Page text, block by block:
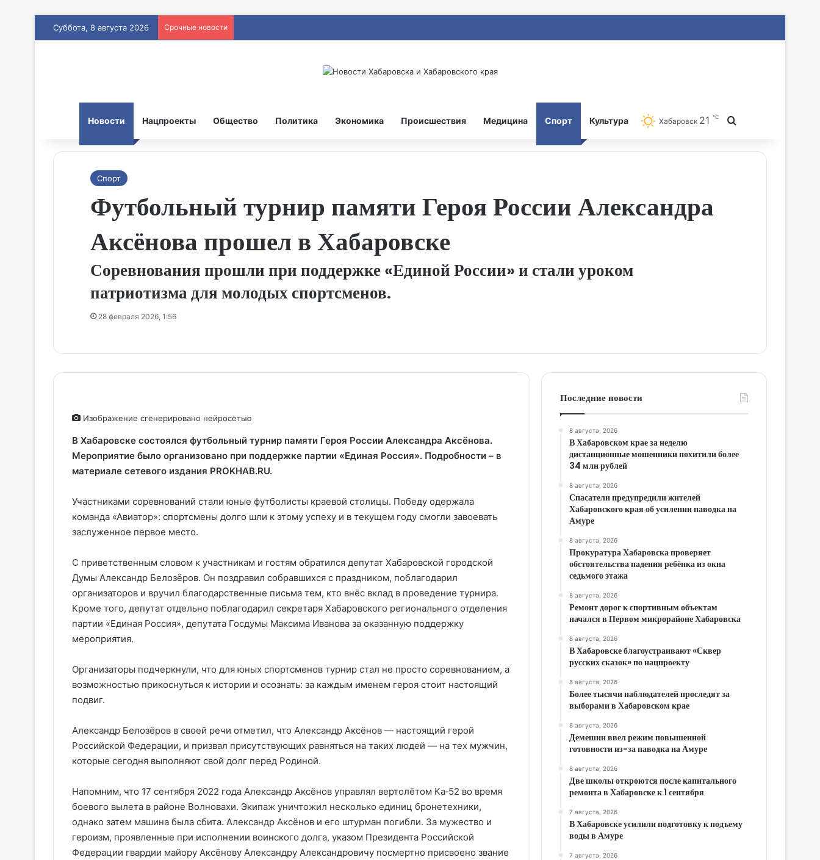
Суббота, 8 августа 2026 Срочные новости
Новости Нацпроекты Общество Политика Экономика Происшествия Медицина Спорт Культура Хабаровск 21 ℃
Спорт
Футбольный турнир памяти Героя России Александра
Аксёнова прошел в Хабаровске
Соревнования прошли при поддержке «Единой России» и стали уроком
патриотизма для молодых спортсменов.
28 февраля 2026, 1:56
Изображение сгенерировано нейросетью
В Хабаровске состоялся футбольный турнир памяти Героя России Александра Аксёнова.
Мероприятие было организовано при поддержке партии «Единая Россия». Подробности – в
материале сетевого издания PROKHAB.RU.
Участниками соревнований стали юные футболисты краевой столицы. Победу одержала
команда «Авиатор»: спортсмены долго шли к этому успеху и в текущем году смогли завоевать
заслуженное первое место.
С приветственным словом к участникам и гостям обратился депутат Хабаровской городской
Думы Александр Белозёров. Он поздравил собравшихся с праздником, поблагодарил
организаторов и вручил благодарственные письма тем, кто внёс вклад в проведение турнира.
Кроме того, депутат отдельно поблагодарил секретаря Хабаровского регионального отделения
партии «Единая Россия», депутата Госдумы Максима Иванова за оказанную поддержку
мероприятия.
Организаторы подчеркнули, что для юных спортсменов турнир стал не просто соревнованием, а
возможностью прикоснуться к истории и осознать: за каждым именем героя стоит настоящий
подвиг.
Александр Белозёров в своей речи отметил, что Александр Аксёнов — настоящий герой
Российской Федерации, и призвал присутствующих равняться на таких людей — на тех мужчин,
которые сегодня выполняют свой долг перед Родиной.
Напомним, что 17 сентября 2022 года Александр Аксёнов управлял вертолётом Ка‑52 во время
боевого вылета в районе Волновахи. Экипаж уничтожил несколько единиц бронетехники,
однако затем машина была сбита. Александр Аксёнов и его штурман погибли. За мужество и
героизм, проявленные при исполнении воинского долга, указом Президента Российской
Федерации гвардии майору Аксёнову Александру Александровичу посмертно присвоено звание
Последние новости
8 августа, 2026
В Хабаровском крае за неделю
дистанционные мошенники похитили более
34 млн рублей
8 августа, 2026
Спасатели предупредили жителей
Хабаровского края об усилении паводка на
Амуре
8 августа, 2026
Прокуратура Хабаровска проверяет
обстоятельства падения ребёнка из окна
седьмого этажа
8 августа, 2026
Ремонт дорог к спортивным объектам
начался в Первом микрорайоне Хабаровска
8 августа, 2026
В Хабаровске благоустраивают «Сквер
русских сказок» по нацпроекту
8 августа, 2026
Более тысячи наблюдателей проследят за
выборами в Хабаровском крае
8 августа, 2026
Демешин ввел режим повышенной
готовности из-за паводка на Амуре
8 августа, 2026
Две школы откроются после капитального
ремонта в Хабаровске к 1 сентября
7 августа, 2026
В Хабаровске усилили подготовку к подъему
воды в Амуре
7 августа, 2026